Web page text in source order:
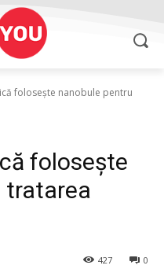
folosește nanobule pentru
folosește
tratarea
0
427